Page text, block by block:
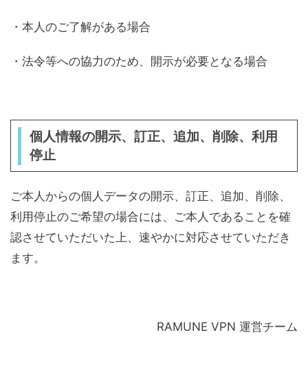
・本人のご了解がある場合
・法令等への協力のため、開示が必要となる場合
個人情報の開示、訂正、追加、削除、利用
停止
ご本人からの個人データの開示、訂正、追加、削除、
利用停止のご希望の場合には、ご本人であることを確
認させていただいた上、速やかに対応させていただき
ます。
RAMUNE VPN 運営チーム